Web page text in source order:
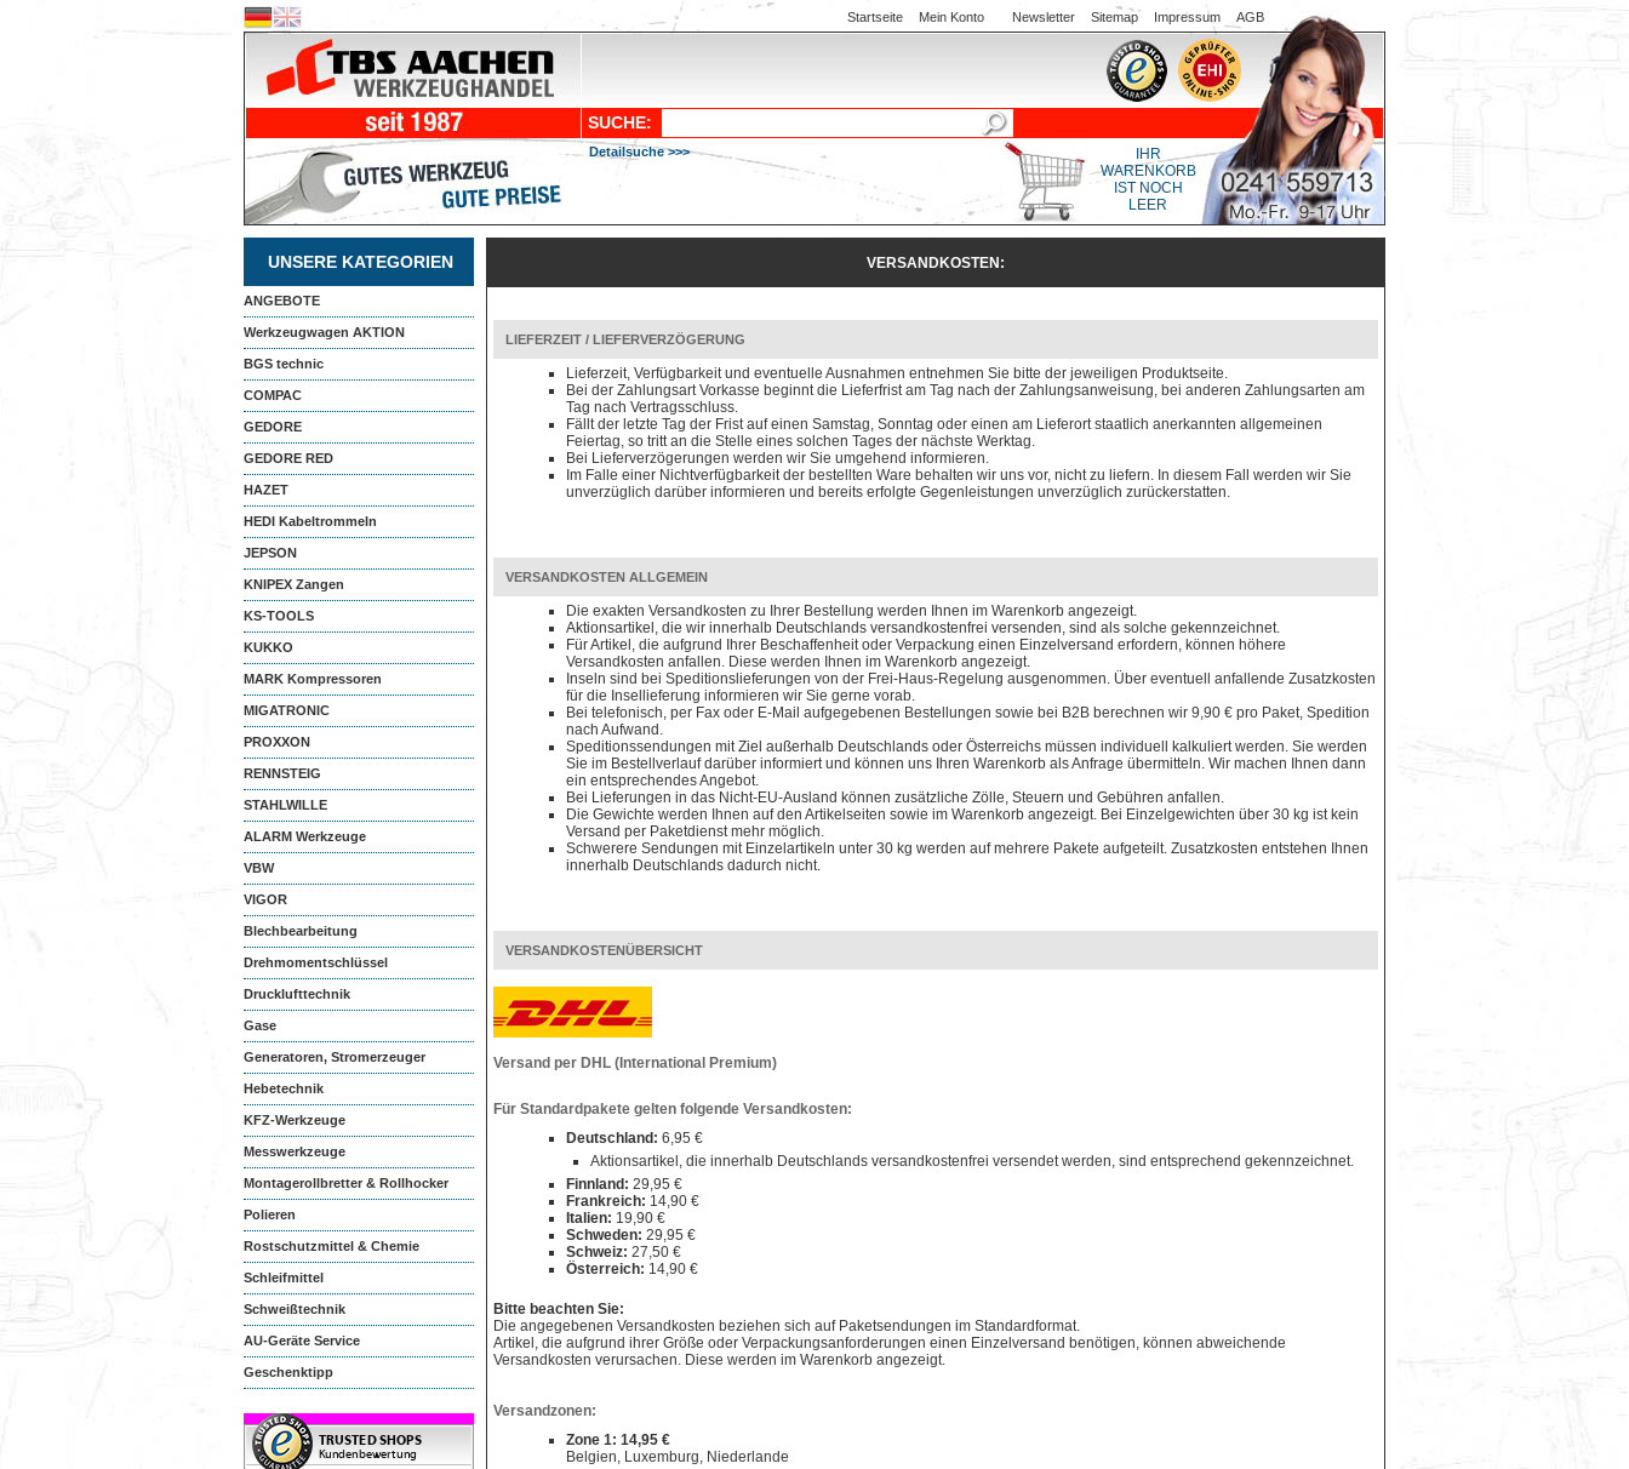
Startseite Mein Konto Newsletter Sitemap Impressum AGB
SUCHE:
Detailsuche >>>
IHR
WARENKORB
IST NOCH
LEER
UNSERE KATEGORIEN
ANGEBOTE
Werkzeugwagen AKTION
BGS technic
COMPAC
GEDORE
GEDORE RED
HAZET
HEDI Kabeltrommeln
JEPSON
KNIPEX Zangen
KS-TOOLS
KUKKO
MARK Kompressoren
MIGATRONIC
PROXXON
RENNSTEIG
STAHLWILLE
ALARM Werkzeuge
VBW
VIGOR
Blechbearbeitung
Drehmomentschlüssel
Drucklufttechnik
Gase
Generatoren, Stromerzeuger
Hebetechnik
KFZ-Werkzeuge
Messwerkzeuge
Montagerollbretter & Rollhocker
Polieren
Rostschutzmittel & Chemie
Schleifmittel
Schweißtechnik
AU-Geräte Service
Geschenktipp
VERSANDKOSTEN:
LIEFERZEIT / LIEFERVERZÖGERUNG
Lieferzeit, Verfügbarkeit und eventuelle Ausnahmen entnehmen Sie bitte der jeweiligen Produktseite.
Bei der Zahlungsart Vorkasse beginnt die Lieferfrist am Tag nach der Zahlungsanweisung, bei anderen Zahlungsarten am
Tag nach Vertragsschluss.
Fällt der letzte Tag der Frist auf einen Samstag, Sonntag oder einen am Lieferort staatlich anerkannten allgemeinen
Feiertag, so tritt an die Stelle eines solchen Tages der nächste Werktag.
Bei Lieferverzögerungen werden wir Sie umgehend informieren.
Im Falle einer Nichtverfügbarkeit der bestellten Ware behalten wir uns vor, nicht zu liefern. In diesem Fall werden wir Sie
unverzüglich darüber informieren und bereits erfolgte Gegenleistungen unverzüglich zurückerstatten.
VERSANDKOSTEN ALLGEMEIN
Die exakten Versandkosten zu Ihrer Bestellung werden Ihnen im Warenkorb angezeigt.
Aktionsartikel, die wir innerhalb Deutschlands versandkostenfrei versenden, sind als solche gekennzeichnet.
Für Artikel, die aufgrund Ihrer Beschaffenheit oder Verpackung einen Einzelversand erfordern, können höhere
Versandkosten anfallen. Diese werden Ihnen im Warenkorb angezeigt.
Inseln sind bei Speditionslieferungen von der Frei-Haus-Regelung ausgenommen. Über eventuell anfallende Zusatzkosten
für die Insellieferung informieren wir Sie gerne vorab.
Bei telefonisch, per Fax oder E-Mail aufgegebenen Bestellungen sowie bei B2B berechnen wir 9,90 € pro Paket, Spedition
nach Aufwand.
Speditionssendungen mit Ziel außerhalb Deutschlands oder Österreichs müssen individuell kalkuliert werden. Sie werden
Sie im Bestellverlauf darüber informiert und können uns Ihren Warenkorb als Anfrage übermitteln. Wir machen Ihnen dann
ein entsprechendes Angebot.
Bei Lieferungen in das Nicht-EU-Ausland können zusätzliche Zölle, Steuern und Gebühren anfallen.
Die Gewichte werden Ihnen auf den Artikelseiten sowie im Warenkorb angezeigt. Bei Einzelgewichten über 30 kg ist kein
Versand per Paketdienst mehr möglich.
Schwerere Sendungen mit Einzelartikeln unter 30 kg werden auf mehrere Pakete aufgeteilt. Zusatzkosten entstehen Ihnen
innerhalb Deutschlands dadurch nicht.
VERSANDKOSTENÜBERSICHT
Versand per DHL (International Premium)
Für Standardpakete gelten folgende Versandkosten:
Deutschland: 6,95 €
Aktionsartikel, die innerhalb Deutschlands versandkostenfrei versendet werden, sind entsprechend gekennzeichnet.
Finnland: 29,95 €
Frankreich: 14,90 €
Italien: 19,90 €
Schweden: 29,95 €
Schweiz: 27,50 €
Österreich: 14,90 €
Bitte beachten Sie:
Die angegebenen Versandkosten beziehen sich auf Paketsendungen im Standardformat.
Artikel, die aufgrund ihrer Größe oder Verpackungsanforderungen einen Einzelversand benötigen, können abweichende
Versandkosten verursachen. Diese werden im Warenkorb angezeigt.
Versandzonen:
Zone 1: 14,95 €
Belgien, Luxemburg, Niederlande